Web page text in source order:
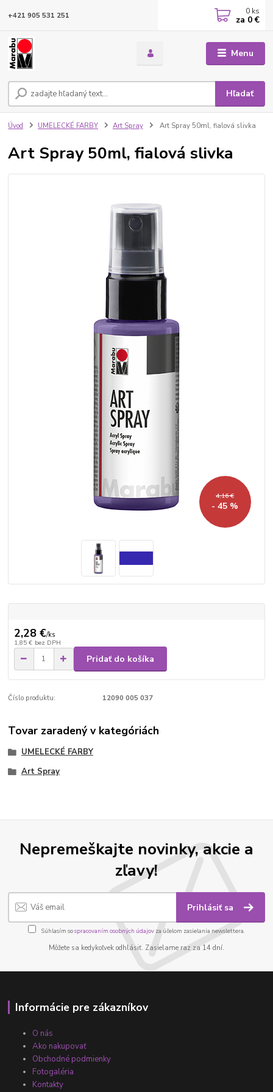
Menu
Hľadať
+421 905 531 251 0 ks
za 0 €
Úvod UMELECKÉ FARBY Art Spray Art Spray 50ml, fialová slivka
Art Spray 50ml, fialová slivka
4,16 €
- 45 %
2,28 €/ks
1,85 € bez DPH
Pridať do košíka
Číslo produktu: 12090 005 037
Tovar zaradený v kategóriách
UMELECKÉ FARBY
Art Spray
Nepremeškajte novinky, akcie a
zľavy!
Prihlásiť sa
Súhlasím sospracovaním osobných údajov za účelom zasielania newslettera.
Môžete sa kedykoľvek odhlásiť. Zasielame raz za 14 dní.
Informácie pre zákazníkov
O nás
Ako nakupovať
Obchodné podmienky
Fotogaléria
Kontakty